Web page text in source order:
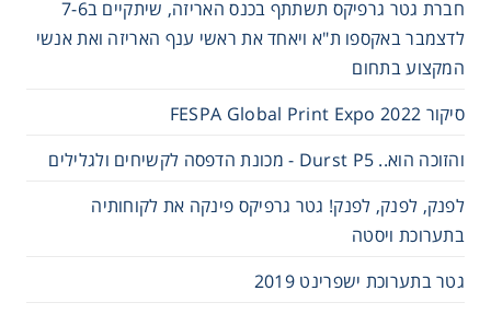
חברת גטר גרפיקס תשתתף בכנס האריזה, שיתקיים ב7-6
לדצמבר באקספו ת"א ויאחד את ראשי ענף האריזה ואת אנשי
המקצוע בתחום
סיקור FESPA Global Print Expo 2022
והזוכה הוא.. Durst P5 - מכונת הדפסה לקשיחים ולגלילים
לפנק, לפנק, לפנק! גטר גרפיקס פינקה את לקוחותיה
בתערוכת ויסטה
גטר בתערוכת ישפרינט 2019